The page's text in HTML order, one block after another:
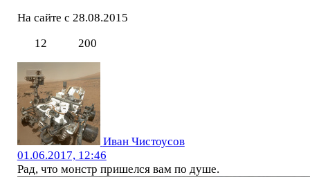
На сайте с 28.08.2015
12
200
Иван Чистоусов
01.06.2017, 12:46
Рад, что монстр пришелся вам по душе.